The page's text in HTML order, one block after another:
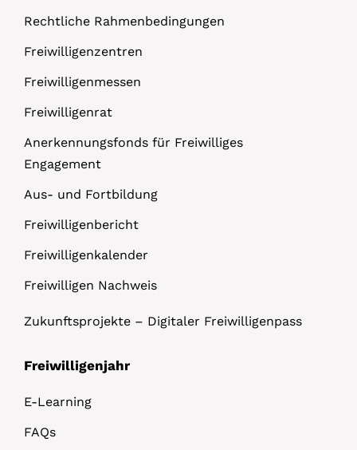
Rechtliche Rahmenbedingungen
Freiwilligenzentren
Freiwilligenmessen
Freiwilligenrat
Anerkennungsfonds für Freiwilliges
Engagement
Aus- und Fortbildung
Freiwilligenbericht
Freiwilligenkalender
Freiwilligen Nachweis
Zukunftsprojekte – Digitaler Freiwilligenpass
Freiwilligenjahr
E-Learning
FAQs